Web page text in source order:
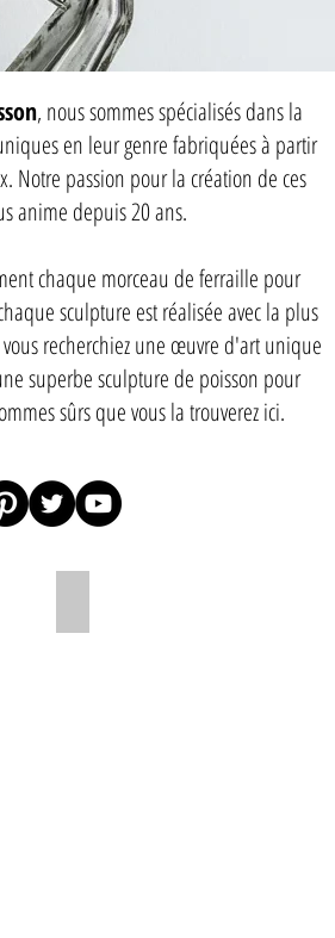
, nous sommes spécialisés dans la
en leur genre fabriquées à partir
Notre passion pour la création de ces
anime depuis 20 ans.
chaque morceau de ferraille pour
sculpture est réalisée avec la plus
recherchiez une œuvre d'art unique
superbe sculpture de poisson pour
sûrs que vous la trouverez ici.